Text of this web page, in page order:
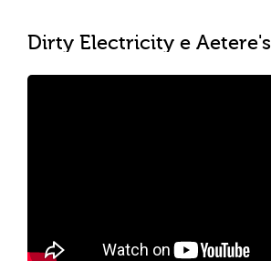
Dirty Electricity e Aetere's